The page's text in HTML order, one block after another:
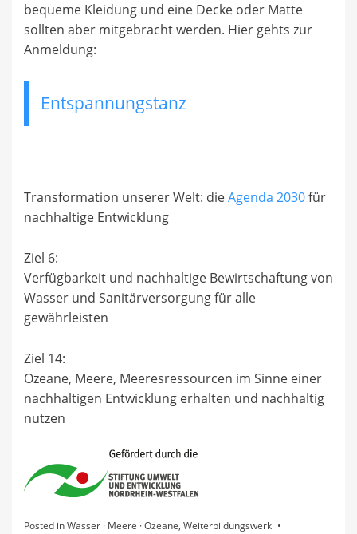
bequeme Kleidung und eine Decke oder Matte
sollten aber mitgebracht werden. Hier gehts zur
Anmeldung:
Entspannungstanz
Transformation unserer Welt: dieAgenda 2030für
nachhaltige Entwicklung
Ziel 6:
Verfügbarkeit und nachhaltige Bewirtschaftung von
Wasser und Sanitärversorgung für alle
gewährleisten
Ziel 14:
Ozeane, Meere, Meeresressourcen im Sinne einer
nachhaltigen Entwicklung erhalten und nachhaltig
nutzen
Posted inWasser · Meere · Ozeane, Weiterbildungswerk